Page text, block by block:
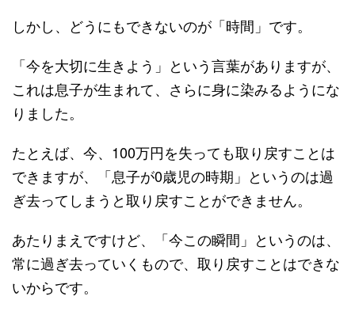
しかし、どうにもできないのが「時間」です。
「今を大切に生きよう」という言葉がありますが、
これは息子が生まれて、さらに身に染みるようにな
りました。
たとえば、今、100万円を失っても取り戻すことは
できますが、「息子が0歳児の時期」というのは過
ぎ去ってしまうと取り戻すことができません。
あたりまえですけど、「今この瞬間」というのは、
常に過ぎ去っていくもので、取り戻すことはできな
いからです。